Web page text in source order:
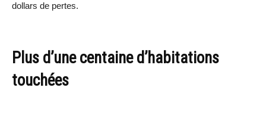
dollars de pertes.
Plus d’une centaine d’habitations
touchées